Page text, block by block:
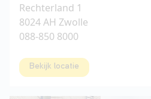
Rechterland 1
8024 AH Zwolle
088-850 8000
Bekijk locatie